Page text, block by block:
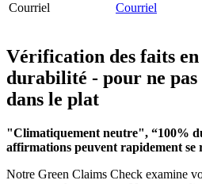
Courriel Courriel
Vérification des faits
durabilité - pour ne pas
dans le plat
"Climatiquement neutre", “100%
affirmations peuvent rapidement se
Notre Green Claims Check examine